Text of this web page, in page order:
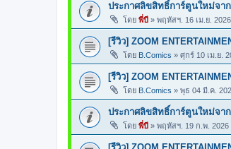
ประกาศลิขสิทธิ์การ์ตูนใหม่จาก
โดย พี่บี » พฤหัสฯ. 16 เม.ย.
[รีวิว] ZOOM
โดย B.Comics » ศุกร์ 10 เม.ย.
[รีวิว] ZOOM
โดย B.Comics » พุธ 04 มี.ค.
ประกาศลิขสิทธิ์การ์ตูนใหม่จาก
โดย พี่บี » พฤหัสฯ. 19 ก.พ. 2026